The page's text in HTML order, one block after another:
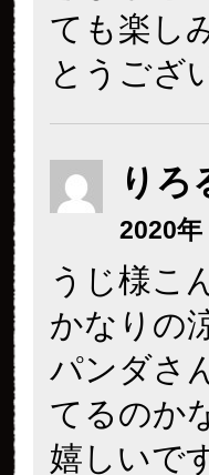
ても楽し
とうござ
りろ
2020年
うじ様こ
かなりの
パンダさ
てるのか
嬉しいで